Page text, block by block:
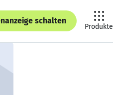
schalten
Produkte